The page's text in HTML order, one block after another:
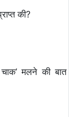
की?
मलने की बात